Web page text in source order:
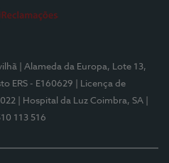
| Alameda da Europa, Lote 13,
ERS - E160629
| Licença de
| Hospital da Luz Coimbra, SA
113 516